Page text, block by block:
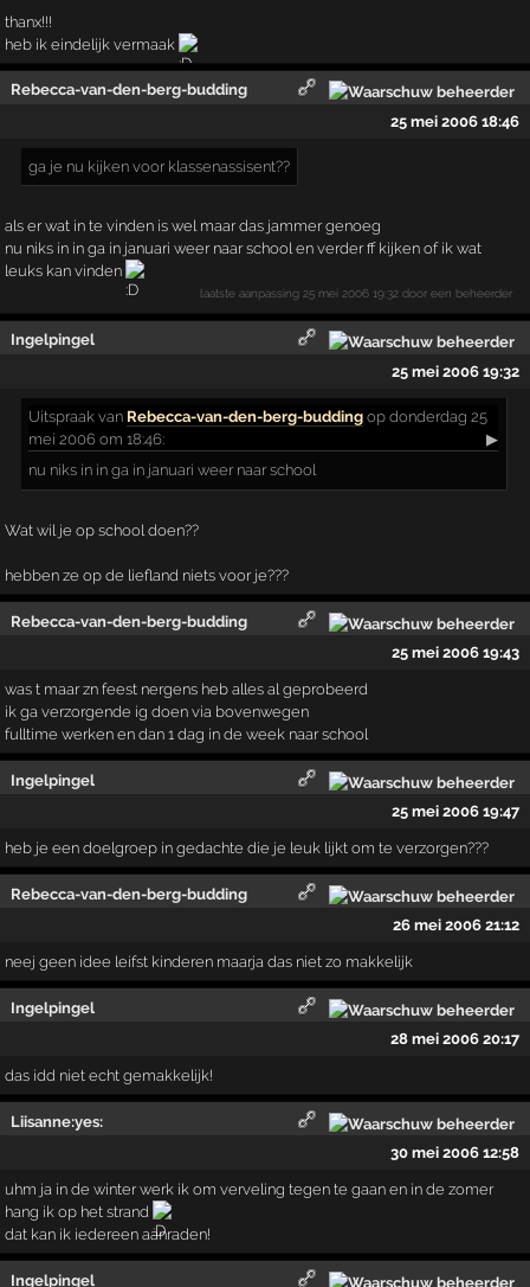
thanx!!!
heb ik eindelijk vermaak
Rebecca-van-den-berg-budding
25 mei 2006 18:46
ga je nu kijken voor klassenassisent??
als er wat in te vinden is wel maar das jammer genoeg
nu niks in in ga in januari weer naar school en verder ff kijken of ik wat
leuks kan vinden
laatste aanpassing25 mei 2006 19:32 door een beheerder
Ingelpingel
25 mei 2006 19:32
Uitspraak van Rebecca-van-den-berg-budding op donderdag 25
mei 2006 om 18:46:
▶
nu niks in in ga in januari weer naar school
Wat wil je op school doen??
hebben ze op de liefland niets voor je???
Rebecca-van-den-berg-budding
25 mei 2006 19:43
was t maar zn feest nergens heb alles al geprobeerd
ik ga verzorgende ig doen via bovenwegen
fulltime werken en dan 1 dag in de week naar school
Ingelpingel
25 mei 2006 19:47
heb je een doelgroep in gedachte die je leuk lijkt om te verzorgen???
Rebecca-van-den-berg-budding
26 mei 2006 21:12
neej geen idee leifst kinderen maarja das niet zo makkelijk
Ingelpingel
28 mei 2006 20:17
das idd niet echt gemakkelijk!
Liisanne:yes:
30 mei 2006 12:58
uhm ja in de winter werk ik om verveling tegen te gaan en in de zomer
hang ik op het strand
dat kan ik iedereen aanraden!
Ingelpingel